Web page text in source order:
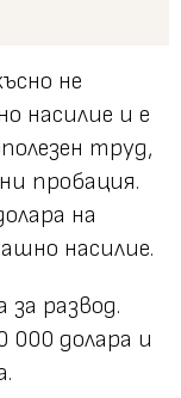
не
насилие и е
труд,
пробация.
на
насилие.
за развод.
000 долара и